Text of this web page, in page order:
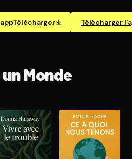
Télécharger Télécharger
Monde